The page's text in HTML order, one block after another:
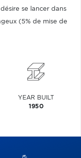
se lancer dans
(5% de mise de
YEAR BUILT
1950